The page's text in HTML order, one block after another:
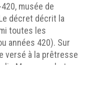
musée de
décret décrit la
toutes les
années 420). Sur
versé à la prêtresse
Museum, photo